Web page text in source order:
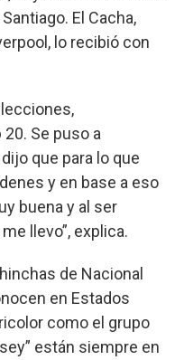
El Cacha,
lo recibió con
Se puso a
que para lo que
y en base a eso
buena y al ser
llevo”, explica.
de Nacional
en Estados
como el grupo
están siempre en